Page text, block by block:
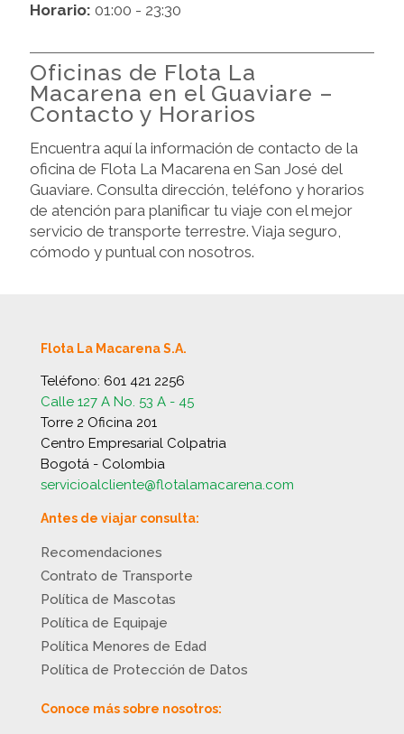
Horario: 01:00 - 23:30
Oficinas de Flota La
Macarena en el Guaviare –
Contacto y Horarios
Encuentra aquí la información de contacto de la
oficina de Flota La Macarena en San José del
Guaviare. Consulta dirección, teléfono y horarios
de atención para planificar tu viaje con el mejor
servicio de transporte terrestre. Viaja seguro,
cómodo y puntual con nosotros.
Flota La Macarena S.A.
Teléfono: 601 421 2256
Calle 127 A No. 53 A - 45
Torre 2 Oficina 201
Centro Empresarial Colpatria
Bogotá - Colombia
servicioalcliente@flotalamacarena.com
Antes de viajar consulta:
Recomendaciones
Contrato de Transporte
Política de Mascotas
Política de Equipaje
Política Menores de Edad
Política de Protección de Datos
Conoce más sobre nosotros: